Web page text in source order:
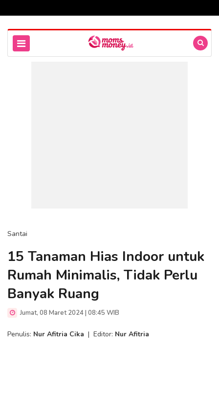
Santai
15 Tanaman Hias Indoor untuk
Rumah Minimalis, Tidak Perlu
Banyak Ruang
Jumat, 08 Maret 2024 | 08:45 WIB
Penulis: Nur Afitria Cika | Editor: Nur Afitria